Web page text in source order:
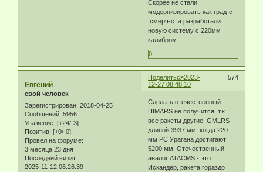
Скорее не стали
модернизировать как град-с
,смерч-с ,а разработали
новую систему с 220мм
калибром .
0
Поделиться 574
2023-
12-27 08:48:10
Eвгeний
свой человек
Зарегистрирован: 2018-04-25
Сообщений: 5956
Уважение: [+24/-3]
Позитив: [+0/-0]
Провел на форуме:
3 месяца 23 дня
Последний визит:
2025-11-12 06:26:39
Сделать отечественный
HIMARS не получится, т.к.
все ракеты другие. GMLRS
длиной 3937 мм, когда 220
мм РС Урагана достигают
5200 мм. Отечественный
аналог ATACMS - это
Искандер, ракета гораздо